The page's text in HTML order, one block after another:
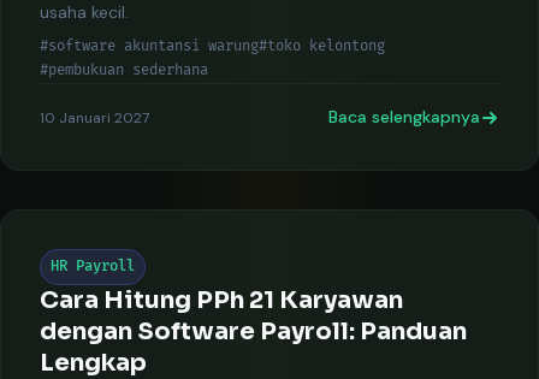
usaha kecil.
#software akuntansi warung#toko kelontong
#pembukuan sederhana
10 Januari 2027 Baca selengkapnya
HR Payroll
Cara Hitung PPh 21 Karyawan
dengan Software Payroll: Panduan
Lengkap